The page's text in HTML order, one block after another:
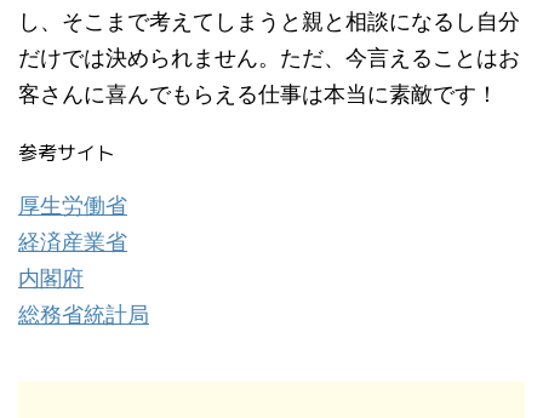
し、そこまで考えてしまうと親と相談になるし自分
だけでは決められません。ただ、今言えることはお
客さんに喜んでもらえる仕事は本当に素敵です！
参考サイト
厚生労働省
経済産業省
内閣府
総務省統計局